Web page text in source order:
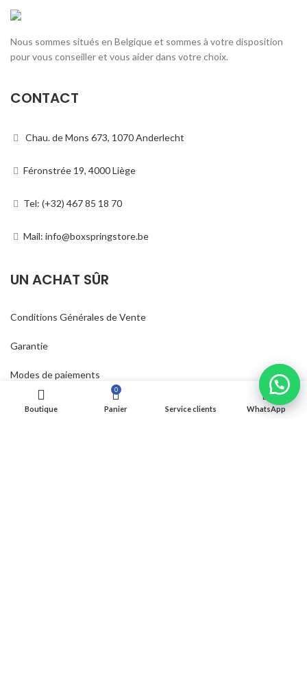
Nous sommes situés en Belgique et sommes à votre disposition
pour vous conseiller et vous aider dans votre choix.
CONTACT
Chau. de Mons 673, 1070 Anderlecht
Féronstrée 19, 4000 Liège
Tel: (+32) 467 85 18 70
Mail: info@boxspringstore.be
UN ACHAT SÛR
Conditions Générales de Vente
Garantie
Modes de paiements
Services
Boutique
0
Panier Service clients WhatsApp